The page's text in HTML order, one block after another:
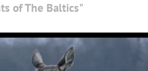
of The Baltics"